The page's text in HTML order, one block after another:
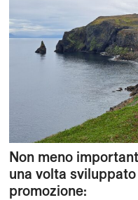
Non meno
una volta
promozione: